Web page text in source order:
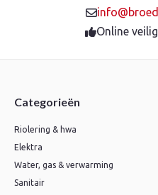
Online
Categorieën
Riolering & hwa
Elektra
Water, gas & verwarming
Sanitair